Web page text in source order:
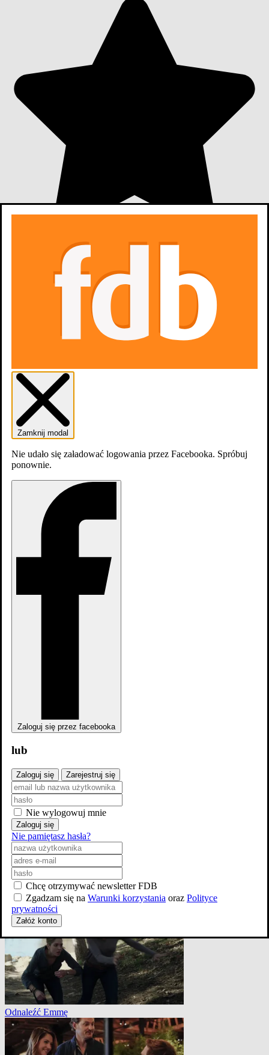
oceny z filmów
Zdjęcia
Good Trouble: Czego bym nie dał za miłość 4x10
Odnaleźć Emmę
Zamknij modal
Nie udało się załadować logowania przez Facebooka. Spróbuj
ponownie.
Zaloguj się przez facebooka
lub
Zaloguj się Zarejestruj się
Nie wylogowuj mnie
Zaloguj się
Nie pamiętasz hasła?
Chcę otrzymywać newsletter FDB
Zgadzam się na Warunki korzystania oraz Polityce
prywatności
Załóż konto